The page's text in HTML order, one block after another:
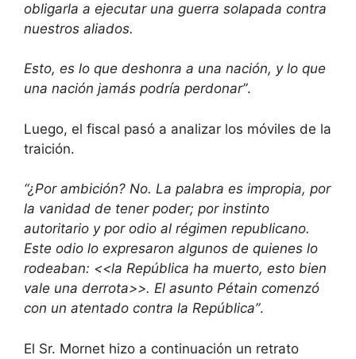
obligarla a ejecutar una guerra solapada contra
nuestros aliados.
Esto, es lo que deshonra a una nación, y lo que
una nación jamás podría perdonar”.
Luego, el fiscal pasó a analizar los móviles de la
traición.
“¿Por ambición? No. La palabra es impropia, por
la vanidad de tener poder; por instinto
autoritario y por odio al régimen republicano.
Este odio lo expresaron algunos de quienes lo
rodeaban: <<la República ha muerto, esto bien
vale una derrota>>. El asunto Pétain comenzó
con un atentado contra la República”.
El Sr. Mornet hizo a continuación un retrato